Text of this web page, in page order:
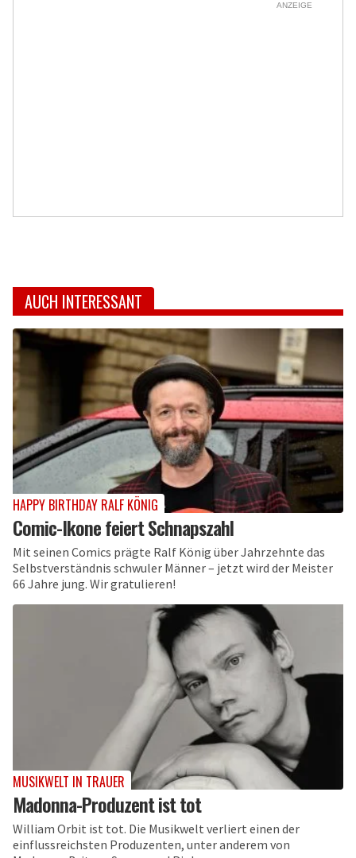
ANZEIGE
AUCH INTERESSANT
HAPPY BIRTHDAY RALF KÖNIG
Comic-Ikone feiert Schnapszahl
Mit seinen Comics prägte Ralf König über Jahrzehnte das
Selbstverständnis schwuler Männer – jetzt wird der Meister
66 Jahre jung. Wir gratulieren!
MUSIKWELT IN TRAUER
Madonna-Produzent ist tot
William Orbit ist tot. Die Musikwelt verliert einen der
einflussreichsten Produzenten, unter anderem von